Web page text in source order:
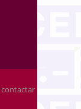
contactar